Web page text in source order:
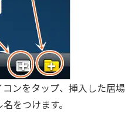
ンをタップ、挿入した居場
をつけます。